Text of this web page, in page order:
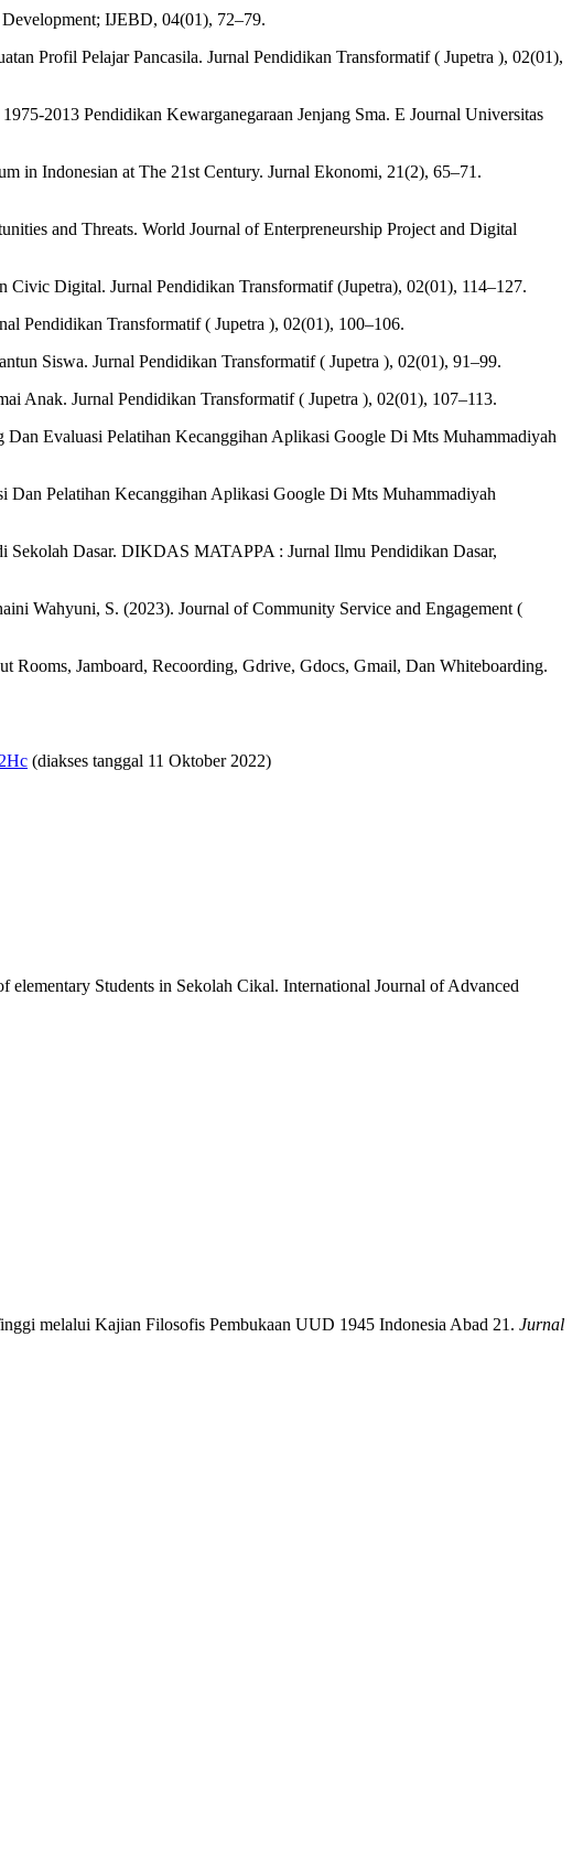
IJEBD, 04(01), 72–79.
Profil Pelajar Pancasila. Jurnal Pendidikan Transformatif ( Jupetra ), 02(01),
2013 Pendidikan Kewarganegaraan Jenjang Sma. E Journal Universitas
in Indonesian at The 21st Century. Jurnal Ekonomi, 21(2), 65–71.
and Threats. World Journal of Enterpreneurship Project and Digital
Digital. Jurnal Pendidikan Transformatif (Jupetra), 02(01), 114–127.
Pendidikan Transformatif ( Jupetra ), 02(01), 100–106.
Siswa. Jurnal Pendidikan Transformatif ( Jupetra ), 02(01), 91–99.
Anak. Jurnal Pendidikan Transformatif ( Jupetra ), 02(01), 107–113.
Evaluasi Pelatihan Kecanggihan Aplikasi Google Di Mts Muhammadiyah
Dan Pelatihan Kecanggihan Aplikasi Google Di Mts Muhammadiyah
Sekolah Dasar. DIKDAS MATAPPA : Jurnal Ilmu Pendidikan Dasar,
Wahyuni, S. (2023). Journal of Community Service and Engagement (
Rooms, Jamboard, Recoording, Gdrive, Gdocs, Gmail, Dan Whiteboarding.
(diakses tanggal 11 Oktober 2022)
Students in Sekolah Cikal. International Journal of Advanced
melalui Kajian Filosofis Pembukaan UUD 1945 Indonesia Abad 21. Jurnal